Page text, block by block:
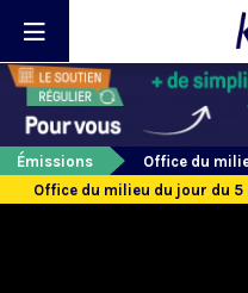
Émissions
Office du
Office du milieu du jour du 5